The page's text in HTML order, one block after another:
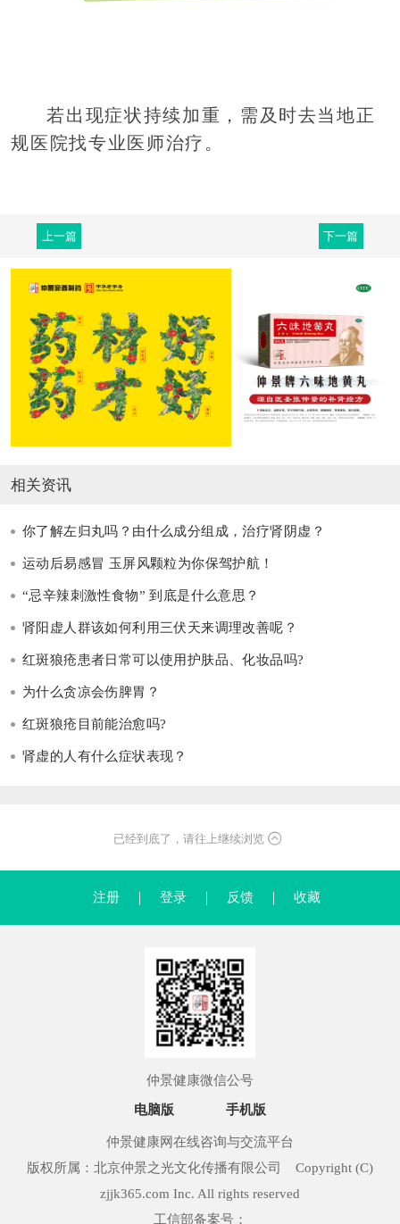
若出现症状持续加重，需及时去当地正
规医院找专业医师治疗。
上一篇 下一篇
相关资讯
你了解左归丸吗？由什么成分组成，治疗肾阴虚？
运动后易感冒 玉屏风颗粒为你保驾护航！
“忌辛辣刺激性食物” 到底是什么意思？
肾阳虚人群该如何利用三伏天来调理改善呢？
红斑狼疮患者日常可以使用护肤品、化妆品吗?
为什么贪凉会伤脾胃？
红斑狼疮目前能治愈吗?
肾虚的人有什么症状表现？
已经到底了，请往上继续浏览
注册 登录 反馈 收藏
仲景健康微信公号
电脑版 手机版
仲景健康网在线咨询与交流平台
版权所属：北京仲景之光文化传播有限公司 Copyright (C)
zjjk365.com Inc. All rights reserved
工信部备案号：